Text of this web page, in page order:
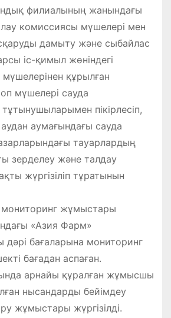
филиалының жанындағы
комиссиясы мүшелері мен
дамыту және сыбайлас
іс-қимыл жөніндегі
құрылған
мүшелері сауда
пікірлесіп,
аумағындағы сауда
тауарлардың
зерделеу және талдау
жүргізіліп тұратынын
жұмыстары
«Азия Фарм»
дәрі бағаларына мониторинг
бағадан аспаған.
арнайы құралған жұмысшы
нысандарды бейімдеу
жұмыстары жүргізілді.